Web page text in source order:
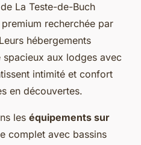
de La Teste-de-Buch
recherchée par
hébergements
aux lodges avec
intimité et confort
en découvertes.
les équipements sur
complet avec bassins